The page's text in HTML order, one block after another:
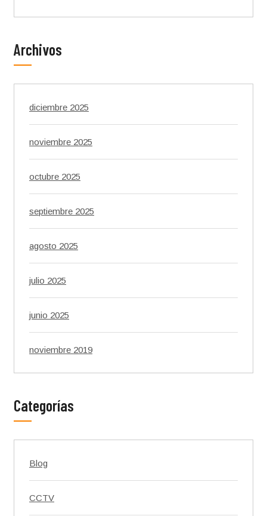
Archivos
diciembre 2025
noviembre 2025
octubre 2025
septiembre 2025
agosto 2025
julio 2025
junio 2025
noviembre 2019
Categorías
Blog
CCTV